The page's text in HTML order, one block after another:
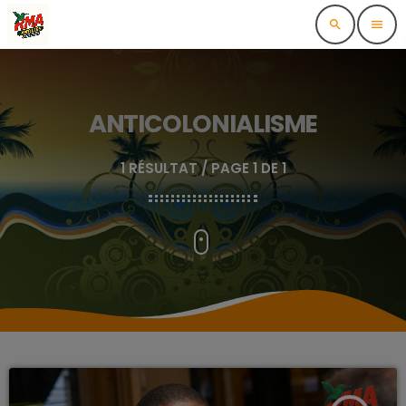
search menu
ANTICOLONIALISME
1 RÉSULTAT / PAGE 1 DE 1